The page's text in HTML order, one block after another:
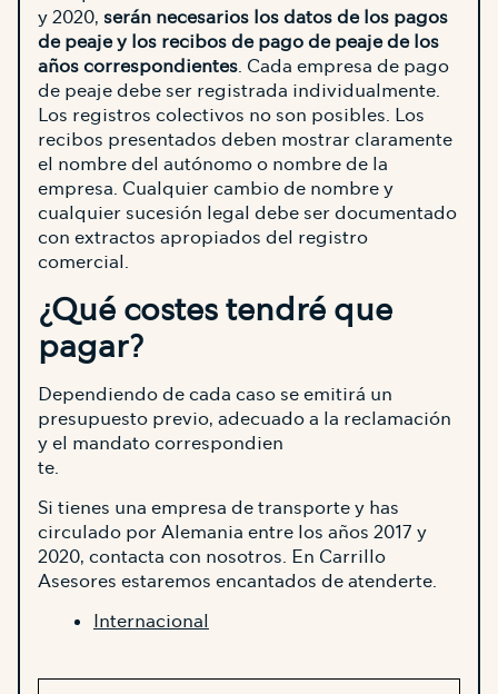
y 2020, serán necesarios los datos de los pagos
de peaje y los recibos de pago de peaje de los
años correspondientes. Cada empresa de pago
de peaje debe ser registrada individualmente.
Los registros colectivos no son posibles. Los
recibos presentados deben mostrar claramente
el nombre del autónomo o nombre de la
empresa. Cualquier cambio de nombre y
cualquier sucesión legal debe ser documentado
con extractos apropiados del registro
comercial.
¿Qué costes tendré que
pagar?
Dependiendo de cada caso se emitirá un
presupuesto previo, adecuado a la reclamación
y el mandato correspondien
te.
Si tienes una empresa de transporte y has
circulado por Alemania entre los años 2017 y
2020, contacta con nosotros. En Carrillo
Asesores estaremos encantados de atenderte.
Internacional